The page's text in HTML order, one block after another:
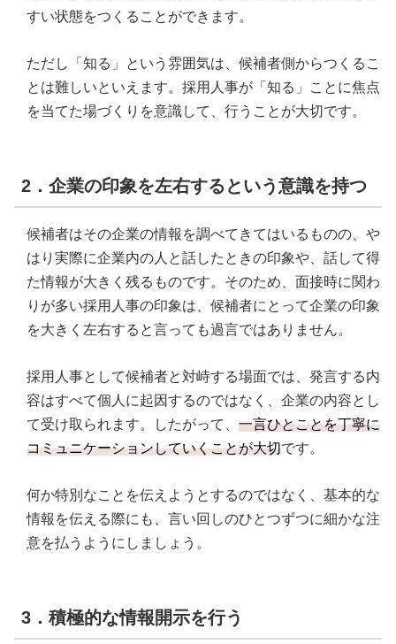
すい状態をつくることができます。
ただし「知る」という雰囲気は、候補者側からつくるこ
とは難しいといえます。採用人事が「知る」ことに焦点
を当てた場づくりを意識して、行うことが大切です。
2．企業の印象を左右するという意識を持つ
候補者はその企業の情報を調べてきてはいるものの、や
はり実際に企業内の人と話したときの印象や、話して得
た情報が大きく残るものです。そのため、面接時に関わ
りが多い採用人事の印象は、候補者にとって企業の印象
を大きく左右すると言っても過言ではありません。
採用人事として候補者と対峙する場面では、発言する内
容はすべて個人に起因するのではなく、企業の内容とし
て受け取られます。したがって、 一言ひとことを丁寧に
コミュニケーションしていくことが大切です。
何か特別なことを伝えようとするのではなく、基本的な
情報を伝える際にも、言い回しのひとつずつに細かな注
意を払うようにしましょう。
3．積極的な情報開示を行う